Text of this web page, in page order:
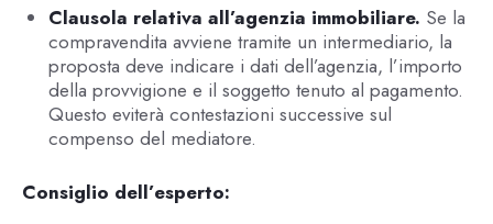
Clausola relativa all’agenzia immobiliare. Se la
compravendita avviene tramite un intermediario, la
proposta deve indicare i dati dell’agenzia, l’importo
della provvigione e il soggetto tenuto al pagamento.
Questo eviterà contestazioni successive sul
compenso del mediatore.
Consiglio dell’esperto: